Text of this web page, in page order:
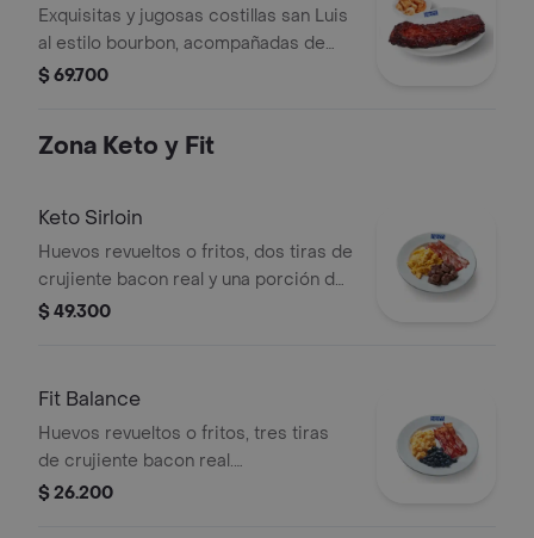
Exquisitas y jugosas costillas san Luis
al estilo bourbon, acompañadas de
pan Pullman dorado con mantequilla.
$ 69.700
Zona Keto y Fit
Keto Sirloin
Huevos revueltos o fritos, dos tiras de
crujiente bacon real y una porción de
nuestro delicioso y jugosos sirloin
$ 49.300
Fit Balance
Huevos revueltos o fritos, tres tiras
de crujiente bacon real.
Acompañamiento de arándanos
$ 26.200